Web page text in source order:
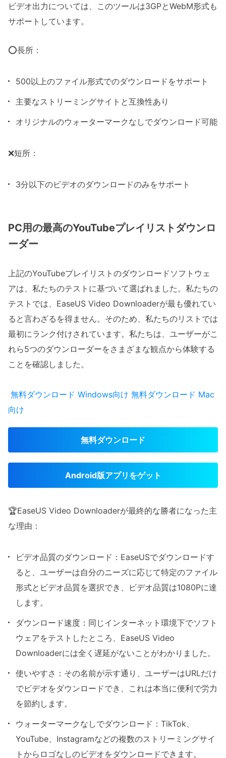
ビデオ出力については、このツールは3GPとWebM形式も
サポートしています。
⭕長所：
500以上のファイル形式でのダウンロードをサポート
主要なストリーミングサイトと互換性あり
オリジナルのウォーターマークなしでダウンロード可能
❌短所：
3分以下のビデオのダウンロードのみをサポート
PC用の最高のYouTubeプレイリストダウンロ
ーダー
上記のYouTubeプレイリストのダウンロードソフトウェ
アは、私たちのテストに基づいて選ばれました。私たちの
テストでは、EaseUS Video Downloaderが最も優れてい
ると言わざるを得ません。そのため、私たちのリストでは
最初にランク付けされています。私たちは、ユーザーがこ
れら5つのダウンローダーをさまざまな観点から体験する
ことを確認しました。
無料ダウンロード Windows向け 無料ダウンロード Mac
向け
無料ダウンロード
Android版アプリをゲット
🏆EaseUS Video Downloaderが最終的な勝者になった主
な理由：
ビデオ品質のダウンロード：EaseUSでダウンロードす
ると、ユーザーは自分のニーズに応じて特定のファイル
形式とビデオ品質を選択でき、ビデオ品質は1080Pに達
します。
ダウンロード速度：同じインターネット環境下でソフト
ウェアをテストしたところ、EaseUS Video
Downloaderには全く遅延がないことがわかりました。
使いやすさ：その名前が示す通り、ユーザーはURLだけ
でビデオをダウンロードでき、これは本当に便利で労力
を節約します。
ウォーターマークなしでダウンロード：TikTok、
YouTube、Instagramなどの複数のストリーミングサイ
トからロゴなしのビデオをダウンロードできます。